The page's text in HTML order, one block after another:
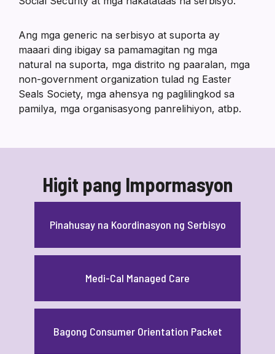
Ang mga generic na serbisyo at suporta ay
maaari ding ibigay sa pamamagitan ng mga
natural na suporta, mga distrito ng paaralan, mga
non-government organization tulad ng Easter
Seals Society, mga ahensya ng paglilingkod sa
pamilya, mga organisasyong panrelihiyon, atbp.
Higit pang Impormasyon
Pinahusay na Koordinasyon ng Serbisyo
Medi-Cal Managed Care
Bagong Consumer Orientation Packet